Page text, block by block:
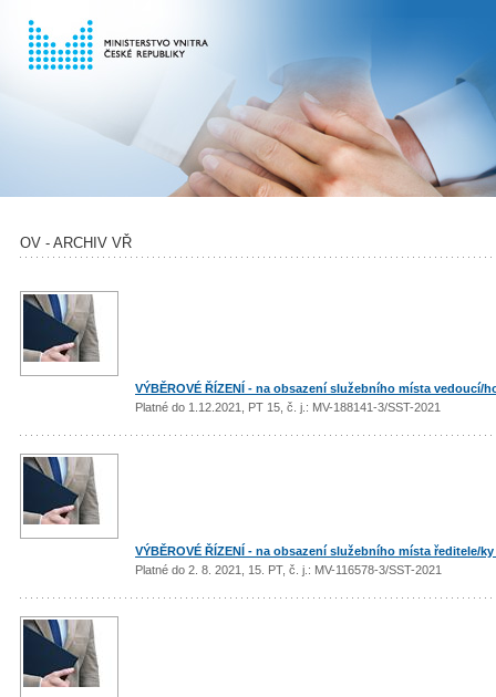
OV - ARCHIV VŘ
VÝBĚROVÉ ŘÍZENÍ - na obsazení služebního místa
Platné do 1.12.2021, PT 15, č. j.: MV-188141-3/SST-2021
VÝBĚROVÉ ŘÍZENÍ - na obsazení služebního místa ředitele/
Platné do 2. 8. 2021, 15. PT, č. j.: MV-116578-3/SST-2021